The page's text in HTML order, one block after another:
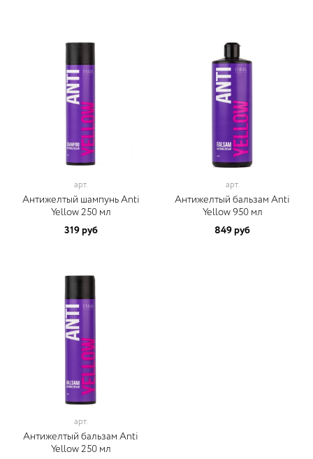
арт.
Антижелтый шампунь Anti
Yellow 250 мл
319 руб
арт.
Антижелтый бальзам Anti
Yellow 950 мл
849 руб
арт.
Антижелтый бальзам Anti
Yellow 250 мл